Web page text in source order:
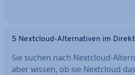
5 Nextcloud-Al­ter­na­ti­ven im
Sie suchen nach Nextcloud-
aber wissen, ob sie Nextcloud